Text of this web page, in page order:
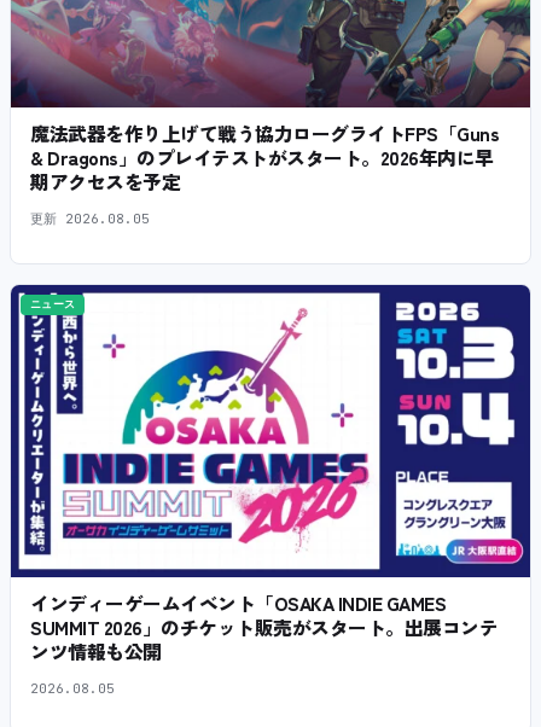
魔法武器を作り上げて戦う協力ローグライトFPS「Guns
& Dragons」のプレイテストがスタート。2026年内に早
期アクセスを予定
更新 2026.08.05
ニュース
インディーゲームイベント「OSAKA INDIE GAMES
SUMMIT 2026」のチケット販売がスタート。出展コンテ
ンツ情報も公開
2026.08.05